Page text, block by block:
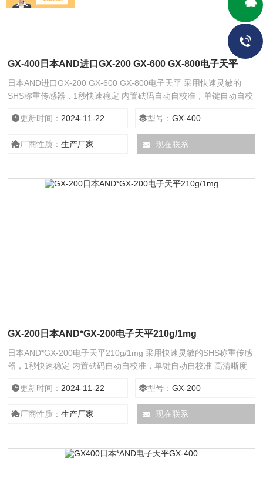
GX-400日本AND进口GX-200 GX-600 GX-800电子天平
日本AND进口GX-200 GX-600 GX-800电子天平 采用快速灵敏的
SHS称重传感器，1秒快速稳定 内置砝码自动自校准，单键自动自校
更新时间： 2024-11-22 型号：GX-400
厂商性质：生产厂家 现在联系
GX-200日本AND*GX-200电子天平210g/1mg
日本AND*GX-200电子天平210g/1mg 采用快速灵敏的SHS称重传感
器，1秒快速稳定 内置砝码自动自校准，单键自动自校准 高清晰度
更新时间： 2024-11-22 型号：GX-200
厂商性质：生产厂家 现在联系